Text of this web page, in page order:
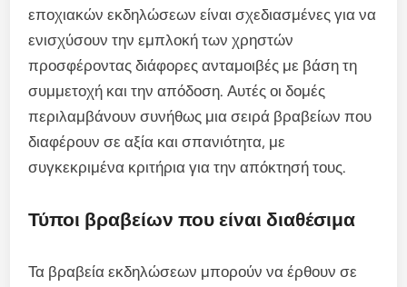
εποχιακών εκδηλώσεων είναι σχεδιασμένες για να
ενισχύσουν την εμπλοκή των χρηστών
προσφέροντας διάφορες ανταμοιβές με βάση τη
συμμετοχή και την απόδοση. Αυτές οι δομές
περιλαμβάνουν συνήθως μια σειρά βραβείων που
διαφέρουν σε αξία και σπανιότητα, με
συγκεκριμένα κριτήρια για την απόκτησή τους.
Τύποι βραβείων που είναι διαθέσιμα
Τα βραβεία εκδηλώσεων μπορούν να έρθουν σε